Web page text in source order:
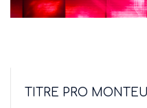
TITRE PRO